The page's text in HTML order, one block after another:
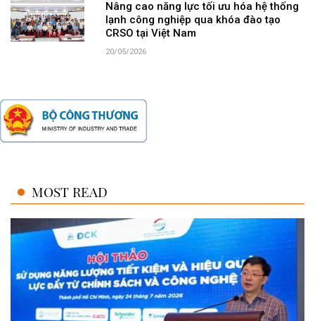
Nâng cao năng lực tối ưu hóa hệ thống
lạnh công nghiệp qua khóa đào tạo
CRSO tại Việt Nam
20/05/2026
MOST READ